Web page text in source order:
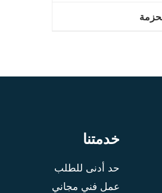
خدمتنا
حد أدنى للطلب
عمل فني مجاني